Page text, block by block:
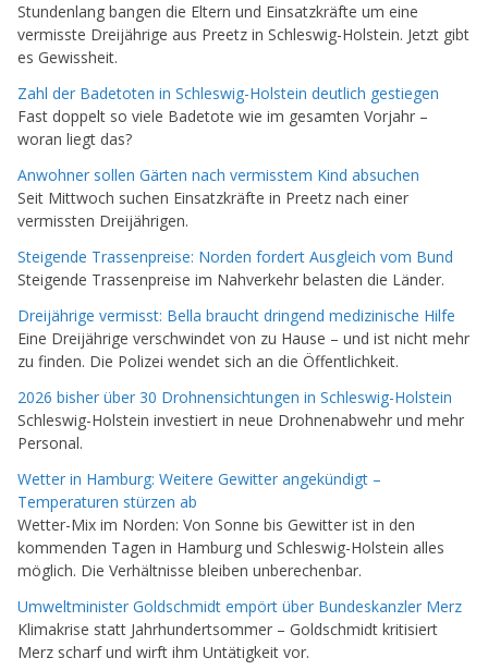
Stundenlang bangen die Eltern und Einsatzkräfte um eine
vermisste Dreijährige aus Preetz in Schleswig-Holstein. Jetzt gibt
es Gewissheit.
Zahl der Badetoten in Schleswig-Holstein deutlich gestiegen
Fast doppelt so viele Badetote wie im gesamten Vorjahr –
woran liegt das?
Anwohner sollen Gärten nach vermisstem Kind absuchen
Seit Mittwoch suchen Einsatzkräfte in Preetz nach einer
vermissten Dreijährigen.
Steigende Trassenpreise: Norden fordert Ausgleich vom Bund
Steigende Trassenpreise im Nahverkehr belasten die Länder.
Dreijährige vermisst: Bella braucht dringend medizinische Hilfe
Eine Dreijährige verschwindet von zu Hause – und ist nicht mehr
zu finden. Die Polizei wendet sich an die Öffentlichkeit.
2026 bisher über 30 Drohnensichtungen in Schleswig-Holstein
Schleswig-Holstein investiert in neue Drohnenabwehr und mehr
Personal.
Wetter in Hamburg: Weitere Gewitter angekündigt –
Temperaturen stürzen ab
Wetter-Mix im Norden: Von Sonne bis Gewitter ist in den
kommenden Tagen in Hamburg und Schleswig-Holstein alles
möglich. Die Verhältnisse bleiben unberechenbar.
Umweltminister Goldschmidt empört über Bundeskanzler Merz
Klimakrise statt Jahrhundertsommer – Goldschmidt kritisiert
Merz scharf und wirft ihm Untätigkeit vor.